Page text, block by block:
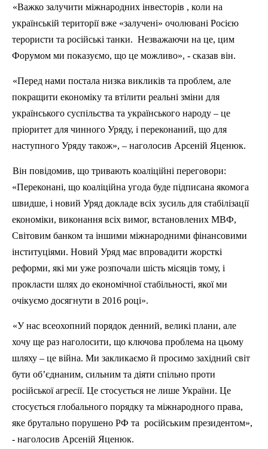
«Важко залучити міжнародних інвесторів , коли на
українській території вже «залучені» очолювані Росією
терористи та російські танки. Незважаючи на це, цим
Форумом ми показуємо, що це можливо», - сказав він.
«Перед нами постала низка викликів та проблем, але
покращити економіку та втілити реальні зміни для
українського суспільства та українського народу – це
пріоритет для чинного Уряду, і переконаний, що для
наступного Уряду також», – наголосив Арсеній Яценюк.
Він повідомив, що тривають коаліційні переговори:
«Переконані, що коаліційна угода буде підписана якомога
швидше, і новий Уряд докладе всіх зусиль для стабілізації
економіки, виконання всіх вимог, встановлених МВФ,
Світовим банком та іншими міжнародними фінансовими
інституціями. Новий Уряд має впровадити жорсткі
реформи, які ми уже розпочали шість місяців тому, і
прокласти шлях до економічної стабільності, якої ми
очікуємо досягнути в 2016 році».
«У нас всеохопний порядок денний, великі плани, але
хочу ще раз наголосити, що ключова проблема на цьому
шляху – це війна. Ми закликаємо й просимо західний світ
бути об’єднаним, сильним та діяти спільно проти
російської агресії. Це стосується не лише України. Це
стосується глобального порядку та міжнародного права,
яке брутально порушено РФ та російським президентом»,
- наголосив Арсеній Яценюк.